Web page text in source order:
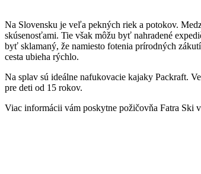
Na Slovensku je veľa pekných riek a potokov.
skúsenosťami. Tie však môžu byť nahradené
byť sklamaný, že namiesto fotenia prírodných
cesta ubieha rýchlo.
Na splav sú ideálne nafukovacie kajaky Packraft.
pre deti od 15 rokov.
Viac informácii vám poskytne požičovňa Fatra Ski